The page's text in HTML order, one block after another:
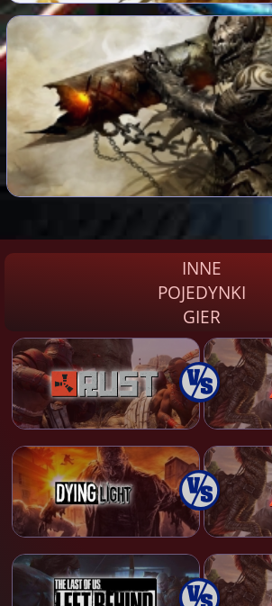
INNE
POJEDYNKI
GIER